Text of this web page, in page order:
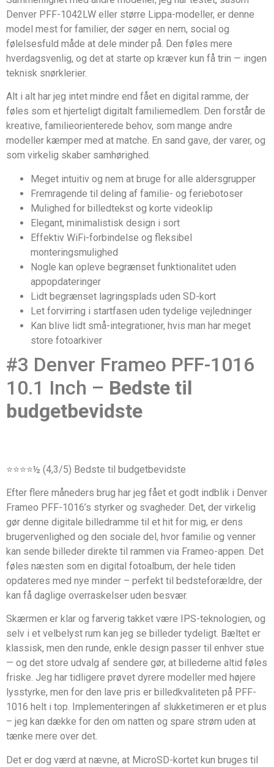
Denver PFF-1042LW eller større Lippa-modeller, er denne
model mest for familier, der søger en nem, social og
følelsesfuld måde at dele minder på. Den føles mere
hverdagsvenlig, og det at starte op kræver kun få trin — ingen
teknisk snørklerier.
Alt i alt har jeg intet mindre end fået en digital ramme, der
føles som et hjerteligt digitalt familiemedlem. Den forstår de
kreative, familieorienterede behov, som mange andre
modeller kæmper med at matche. En sand gave, der varer, og
som virkelig skaber samhørighed.
Meget intuitiv og nem at bruge for alle aldersgrupper
Fremragende til deling af familie- og feriebotoser
Mulighed for billedtekst og korte videoklip
Elegant, minimalistisk design i sort
Effektiv WiFi-forbindelse og fleksibel
monteringsmulighed
Nogle kan opleve begrænset funktionalitet uden
appopdateringer
Lidt begrænset lagringsplads uden SD-kort
Let forvirring i startfasen uden tydelige vejledninger
Kan blive lidt små-integrationer, hvis man har meget
store fotoarkiver
#3 Denver Frameo PFF-1016
10.1 Inch – Bedste til
budgetbevidste
⭐️⭐️⭐️⭐️½ (4,3/5) Bedste til budgetbevidste
Efter flere måneders brug har jeg fået et godt indblik i Denver
Frameo PFF-1016’s styrker og svagheder. Det, der virkelig
gør denne digitale billedramme til et hit for mig, er dens
brugervenlighed og den sociale del, hvor familie og venner
kan sende billeder direkte til rammen via Frameo-appen. Det
føles næsten som en digital fotoalbum, der hele tiden
opdateres med nye minder – perfekt til bedsteforældre, der
kan få daglige overraskelser uden besvær.
Skærmen er klar og farverig takket være IPS-teknologien, og
selv i et velbelyst rum kan jeg se billeder tydeligt. Bæltet er
klassisk, men den runde, enkle design passer til enhver stue
— og det store udvalg af sendere gør, at billederne altid føles
friske. Jeg har tidligere prøvet dyrere modeller med højere
lysstyrke, men for den lave pris er billedkvaliteten på PFF-
1016 helt i top. Implementeringen af slukketimeren er et plus
– jeg kan dække for den om natten og spare strøm uden at
tænke mere over det.
Det er dog værd at nævne, at MicroSD-kortet kun bruges til